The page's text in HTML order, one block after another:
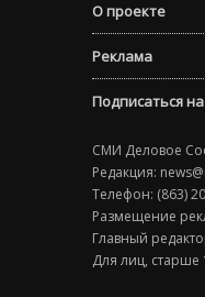
О проекте
Реклама
Подписаться
СМИ Деловое
Редакция:
Телефон: (863)
Размещение
Главный
Для лиц, старше